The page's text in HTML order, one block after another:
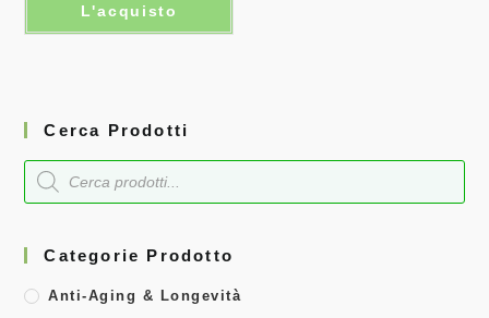
L'acquisto
Cerca Prodotti
Categorie Prodotto
Anti-Aging & Longevità